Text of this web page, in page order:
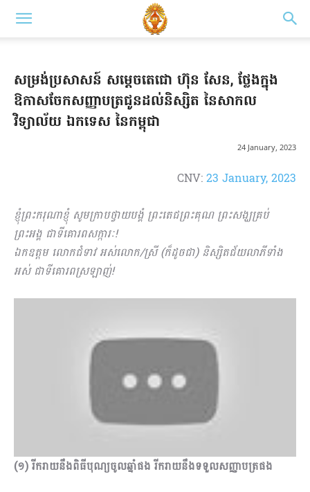
សម្រង់ប្រសាសន៍ សម្តេចតេជោ ហ៊ុន សែន, ថ្លែងក្នុង
ឱកាសចែកសញ្ញាបត្រជូនដល់និស្សិត នៃសាកល
វិទ្យាល័យ ឯកទេស នៃកម្ពុជា
24 January, 2023
CNV:23 January, 2023
ខ្ញុំព្រះករុណាខ្ញុំ សូមក្រាបថ្វាយបង្គំ ព្រះតេជព្រះគុណ ព្រះសង្ឃគ្រប់
ព្រះអង្គ ជាទីគោរពសក្ការៈ!
ឯកឧត្ដម លោកជំទាវ អស់លោក/ស្រី (ក៏ដូចជា) និស្សិតជ័យលាភីទាំង
អស់ ជាទីគោរពស្រឡាញ់!
(១) រីករាយនឹងពិធីបុណ្យចូលឆ្នាំផង រីករាយនឹងទទួលសញ្ញាបត្រផង